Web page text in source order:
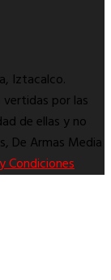
Iztacalco.
vertidas por las
de ellas y no
De Armas Media
Condiciones